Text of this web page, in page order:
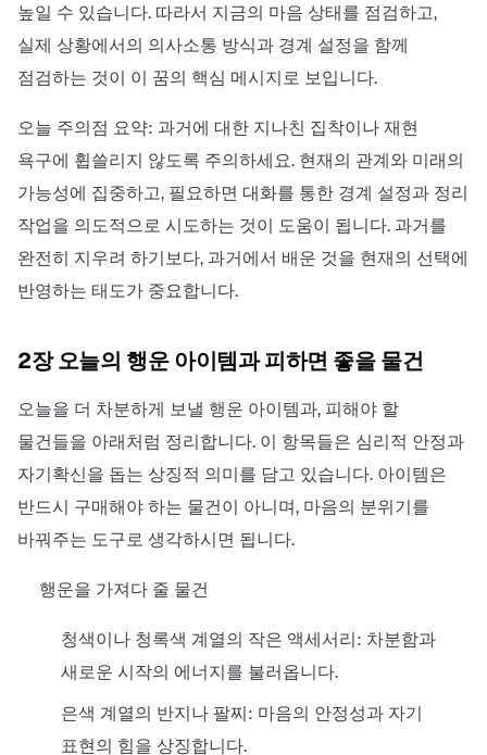
높일 수 있습니다. 따라서 지금의 마음 상태를 점검하고,
실제 상황에서의 의사소통 방식과 경계 설정을 함께
점검하는 것이 이 꿈의 핵심 메시지로 보입니다.
오늘 주의점 요약: 과거에 대한 지나친 집착이나 재현
욕구에 휩쓸리지 않도록 주의하세요. 현재의 관계와 미래의
가능성에 집중하고, 필요하면 대화를 통한 경계 설정과 정리
작업을 의도적으로 시도하는 것이 도움이 됩니다. 과거를
완전히 지우려 하기보다, 과거에서 배운 것을 현재의 선택에
반영하는 태도가 중요합니다.
2장 오늘의 행운 아이템과 피하면 좋을 물건
오늘을 더 차분하게 보낼 행운 아이템과, 피해야 할
물건들을 아래처럼 정리합니다. 이 항목들은 심리적 안정과
자기확신을 돕는 상징적 의미를 담고 있습니다. 아이템은
반드시 구매해야 하는 물건이 아니며, 마음의 분위기를
바꿔주는 도구로 생각하시면 됩니다.
행운을 가져다 줄 물건
청색이나 청록색 계열의 작은 액세서리: 차분함과
새로운 시작의 에너지를 불러옵니다.
은색 계열의 반지나 팔찌: 마음의 안정성과 자기
표현의 힘을 상징합니다.